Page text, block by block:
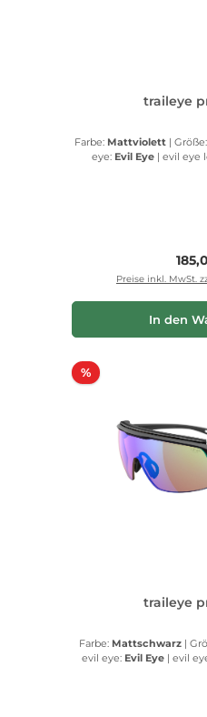
traileye
Farbe: Mattviolett | Größe:
eye: Evil Eye | evil eye
Preise inkl. MwSt.
In den
%Rabatt
traileye
Farbe: Mattschwarz |
evil eye: Evil Eye | evil